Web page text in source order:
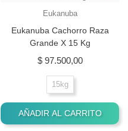
Eukanuba
Eukanuba Cachorro Raza
Grande X 15 Kg
$ 97.500,00Precio
15kg
AÑADIR AL CARRITO